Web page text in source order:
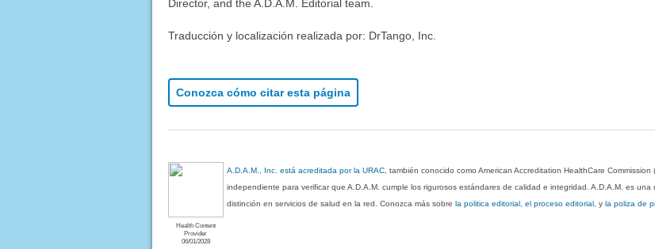
Director, and the A.D.A.M. Editorial team.
Traducción y localización realizada por: DrTango, Inc.
Conozca cómo citar esta página
Health Content
Provider
06/01/2028
A.D.A.M., Inc. está acreditada por la URAC , también conocido como American Accreditation HealthCare Commission
independiente para verificar que A.D.A.M. cumple los rigurosos estándares de calidad e integridad. A.D.A.M. es
distinción en servicios de salud en la red. Conozca más sobrela politica editorial, el proceso editorial , yla poliza de